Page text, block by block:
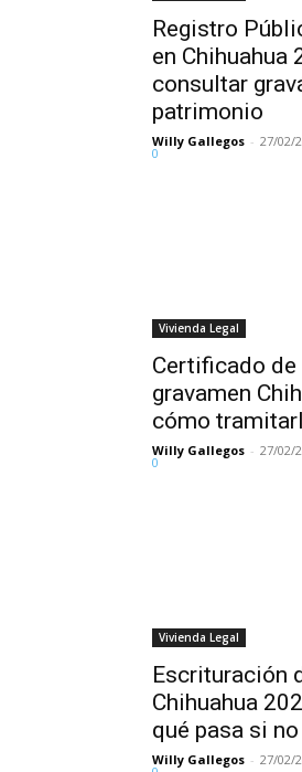
Registro
en Chihuahua
consultar
patrimonio
Willy Gallegos - 27/02/
0
Vivienda Legal
Certificado
gravamen
cómo
Willy Gallegos - 27/02/
0
Vivienda Legal
Escrituración
Chihuahua
qué pasa si
Willy Gallegos - 27/02/